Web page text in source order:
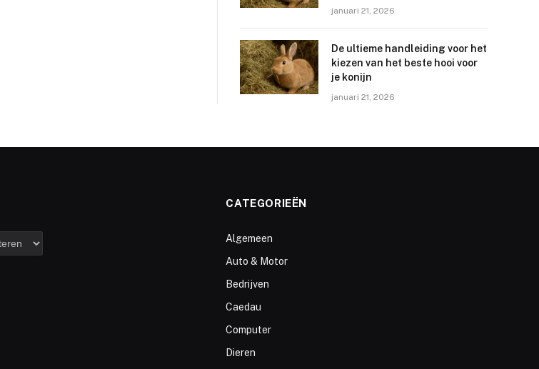
januari 21, 2026
De ultieme handleiding voor het
kiezen van het beste hooi voor
je konijn
januari 21, 2026
CATEGORIEËN
Algemeen
Auto & Motor
Bedrijven
Caedau
Computer
Dieren